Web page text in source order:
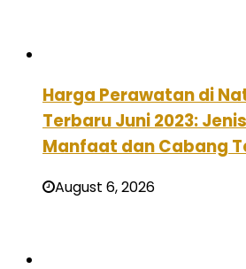
Harga Perawatan di
Terbaru Juni 2023:
Manfaat dan Cabang
August 6, 2026